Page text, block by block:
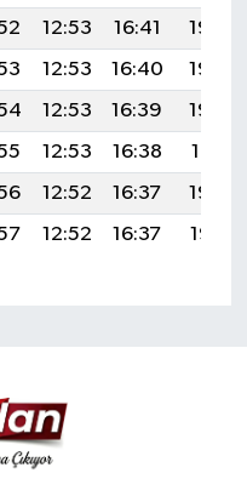
12:53 16:41
19:45
12:53 16:40
19:44
12:53 16:39
19:42
12:53 16:38
19:41
12:52 16:37
19:39
12:52 16:37 19:38